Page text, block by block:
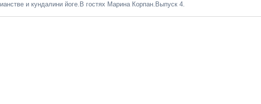
и кундалини йоге.В гостях Марина Корпан.Выпуск 4.